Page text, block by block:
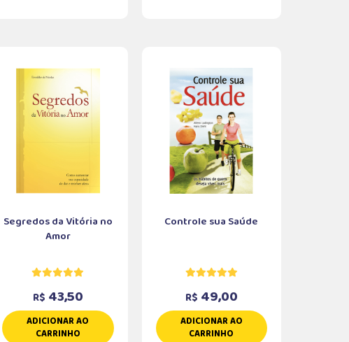
Segredos da Vitória no
Amor
R$ 43,50
ADICIONAR AO
CARRINHO
Controle sua Saúde
R$ 49,00
ADICIONAR AO
CARRINHO